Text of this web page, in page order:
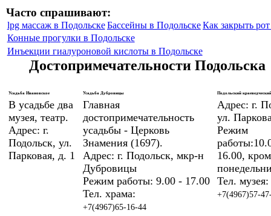
Часто спрашивают:
lpg массаж в Подольске Бассейны в ПодольскеКак закрыть
Конные прогулки в Подольске
Инъекции гиалуроновой кислоты в Подольске
Достопримечательности Подольска
Усадьба Ивановское
В усадьбе два
музея, театр.
Адрес: г.
Подольск, ул.
Парковая, д. 1
Усадьба Дубровицы
Главная
достопримечательность
усадьбы - Церковь
Знамения (1697).
Адрес: г. Подольск, мкр-н
Дубровицы
Режим работы: 9.00 - 17.00
Тел. храма:
+7(4967)65-16-44
Подольский
Адрес: г.
ул.
Режим
16.00,
Тел. музея:
+7(4967)57-